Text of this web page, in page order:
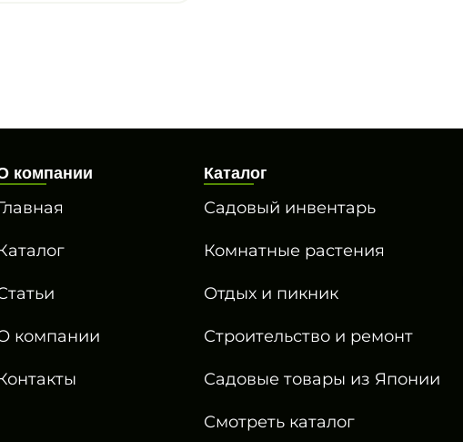
компании
компании
Каталог
Садовый инвентарь
Комнатные растения
Отдых и пикник
Строительство и ремонт
Садовые товары из Японии
Смотреть каталог